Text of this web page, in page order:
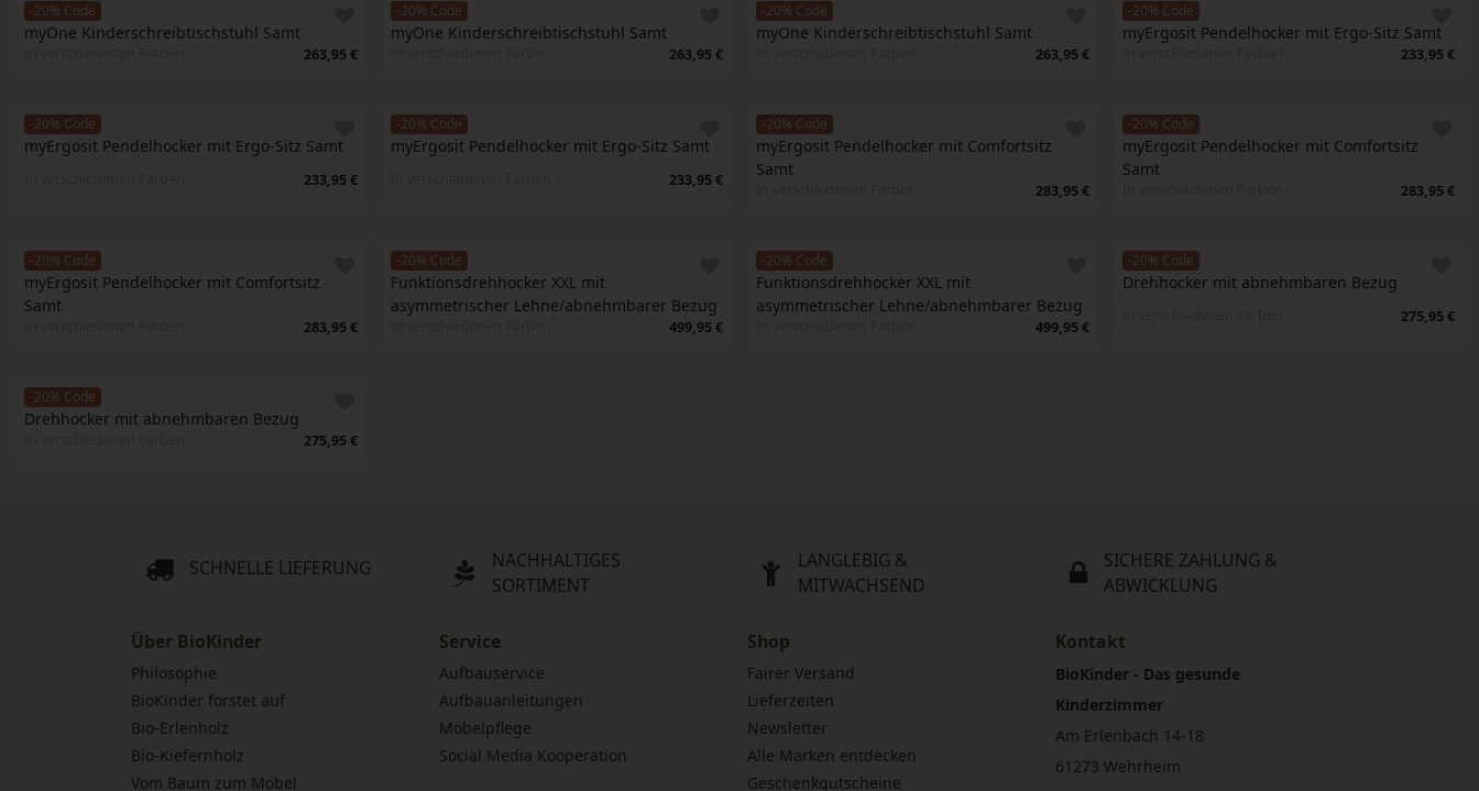
-20% Code
myOne Kinderschreibtischstuhl Samt
263,95 €
-20% Code
myOne Kinderschreibtischstuhl Samt
263,95 €
-20% Code
myOne Kinderschreibtischstuhl Samt
263,95 €
-20% Code
myErgosit Pendelhocker mit Ergo-Sitz Samt
233,95 €
-20% Code
myErgosit Pendelhocker mit Ergo-Sitz Samt
233,95 €
-20% Code
myErgosit Pendelhocker mit Ergo-Sitz Samt
233,95 €
-20% Code
myErgosit Pendelhocker mit Comfortsitz
Samt
283,95 €
-20% Code
myErgosit Pendelhocker mit Comfortsitz
Samt
283,95 €
-20% Code
myErgosit Pendelhocker mit Comfortsitz
Samt
283,95 €
-20% Code
Funktionsdrehhocker XXL mit
asymmetrischer Lehne/abnehmbarer Bezug
499,95 €
-20% Code
Funktionsdrehhocker XXL mit
asymmetrischer Lehne/abnehmbarer Bezug
499,95 €
-20% Code
Drehhocker mit abnehmbaren Bezug
275,95 €
-20% Code
Drehhocker mit abnehmbaren Bezug
275,95 €
SCHNELLE LIEFERUNG
NACHHALTIGES
SORTIMENT
LANGLEBIG &
MITWACHSEND
SICHERE ZAHLUNG &
ABWICKLUNG
Über BioKinder
Philosophie
BioKinder forstet auf
Bio-Erlenholz
Bio-Kiefernholz
Vom Baum zum Möbel
Service
Aufbauservice
Aufbauanleitungen
Möbelpflege
Social Media Kooperation
Shop
Fairer Versand
Lieferzeiten
Newsletter
Alle Marken entdecken
Geschenkgutscheine
Kontakt
BioKinder - Das gesunde
Kinderzimmer
Am Erlenbach 14-18
61273 Wehrheim